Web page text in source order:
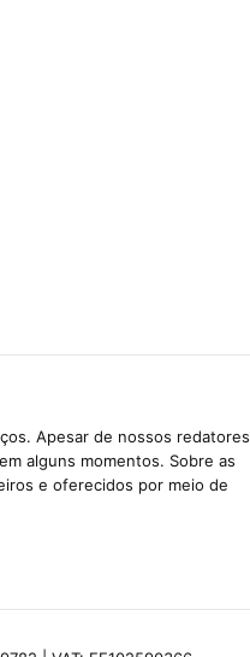
Apesar de nossos redatores
alguns momentos. Sobre as
e oferecidos por meio de